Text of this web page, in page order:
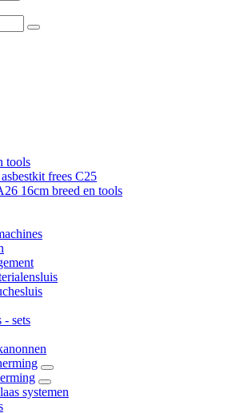
tools
frees C25
16cm breed en tools
- sets
systemen